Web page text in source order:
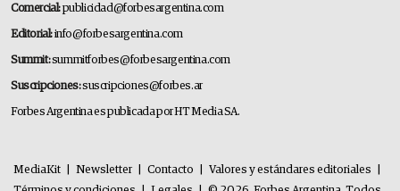
Comercial:publicidad@forbesargentina.com
Editorial:info@forbesargentina.com
Summit:summitforbes@forbesargentina.com
Suscripciones:suscripciones@forbes.ar
Forbes Argentina es publicada por HT Media SA.
MediaKit Newsletter Contacto Valores y estándares editoriales